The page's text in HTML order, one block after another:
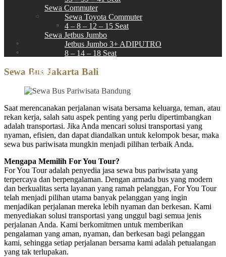
Sewa Commuter
Sewa Toyota Commuter
4 – 8 – 12 – 15 Seat
Sewa Jetbus Jumbo
Jetbus Jumbo 3+ ADIPUTRO
8 – 14 – 18 Seat
Hubungi
Sewa Bus Jakarta Bali
Saat merencanakan perjalanan wisata bersama keluarga, teman, atau
rekan kerja, salah satu aspek penting yang perlu dipertimbangkan
adalah transportasi. Jika Anda mencari solusi transportasi yang
nyaman, efisien, dan dapat diandalkan untuk kelompok besar, maka
sewa bus pariwisata mungkin menjadi pilihan terbaik Anda.
Mengapa Memilih For You Tour?
For You Tour adalah penyedia jasa sewa bus pariwisata yang
terpercaya dan berpengalaman. Dengan armada bus yang modern
dan berkualitas serta layanan yang ramah pelanggan, For You Tour
telah menjadi pilihan utama banyak pelanggan yang ingin
menjadikan perjalanan mereka lebih nyaman dan berkesan. Kami
menyediakan solusi transportasi yang unggul bagi semua jenis
perjalanan Anda. Kami berkomitmen untuk memberikan
pengalaman yang aman, nyaman, dan berkesan bagi pelanggan
kami, sehingga setiap perjalanan bersama kami adalah petualangan
yang tak terlupakan.